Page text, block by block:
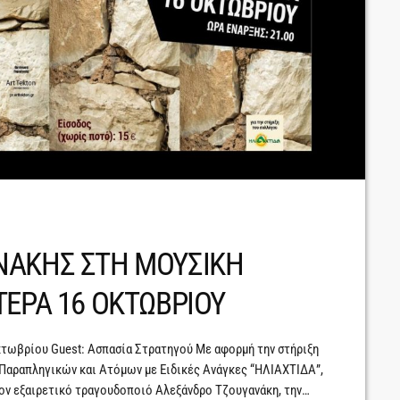
ΣΤΗ ΜΟΥΣΙΚΗ
16 ΟΚΤΩΒΡΙΟΥ
Guest: Ασπασία Στρατηγού Με αφορμή την στήριξη
και Ατόμων με Ειδικές Ανάγκες “ΗΛΙΑΧΤΙΔΑ”,
εξαιρετικό τραγουδοποιό Αλεξάνδρο Τζουγανάκη, την